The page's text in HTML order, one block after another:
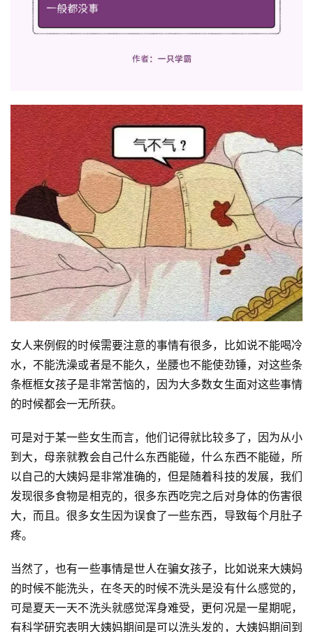
女人来例假的时候需要注意的事情有很多，比如说不能喝冷
水，不能洗澡或者是不能久，坐腰也不能使劲锤，对这些条
条框框女孩子是非常苦恼的，因为大多数女生面对这些事情
的时候都会一无所获。
可是对于某一些女生而言，他们记得就比较多了，因为从小
到大，母亲就教会自己什么东西能碰，什么东西不能碰，所
以自己的大姨妈是非常准确的，但是随着科技的发展，我们
发现很多食物是相克的，很多东西吃完之后对身体的伤害很
大，而且。很多女生因为误食了一些东西，导致每个月肚子
疼。
当然了，也有一些事情是世人在骗女孩子，比如说来大姨妈
的时候不能洗头，在冬天的时候不洗头是没有什么感觉的，
可是夏天一天不洗头就感觉浑身难受，更何况是一星期呢，
有科学研究表明大姨妈期间是可以洗头发的，大姨妈期间到